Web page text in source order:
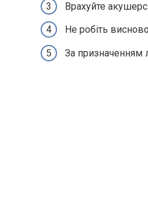
Врахуйте
Не робіть
За призначенням